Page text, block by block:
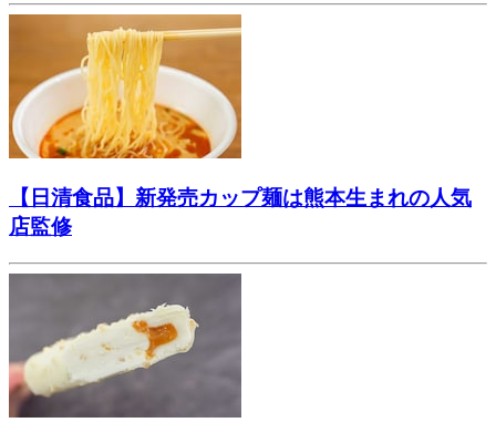
【日清食品】新発売カップ麺は熊本生まれの人気
店監修